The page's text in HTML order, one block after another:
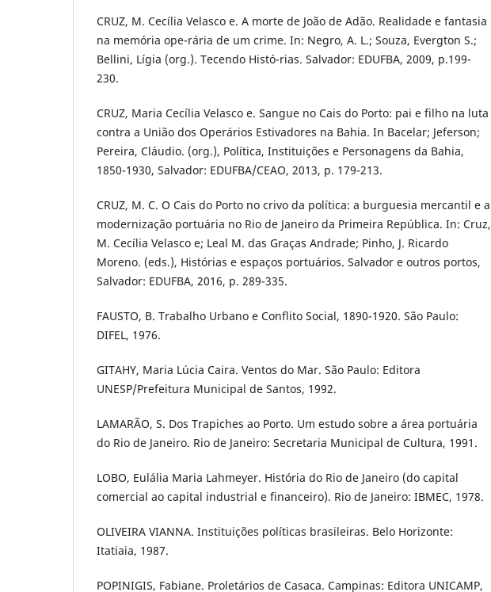
CRUZ, M. Cecília Velasco e. A morte de João de Adão. Realidade e fantasia
na memória ope-rária de um crime. In: Negro, A. L.; Souza, Evergton S.;
Bellini, Lígia (org.). Tecendo Histó-rias. Salvador: EDUFBA, 2009, p.199-
230.
CRUZ, Maria Cecília Velasco e. Sangue no Cais do Porto: pai e filho na luta
contra a União dos Operários Estivadores na Bahia. In Bacelar; Jeferson;
Pereira, Cláudio. (org.), Política, Instituições e Personagens da Bahia,
1850-1930, Salvador: EDUFBA/CEAO, 2013, p. 179-213.
CRUZ, M. C. O Cais do Porto no crivo da política: a burguesia mercantil e a
modernização portuária no Rio de Janeiro da Primeira República. In: Cruz,
M. Cecília Velasco e; Leal M. das Graças Andrade; Pinho, J. Ricardo
Moreno. (eds.), Histórias e espaços portuários. Salvador e outros portos,
Salvador: EDUFBA, 2016, p. 289-335.
FAUSTO, B. Trabalho Urbano e Conflito Social, 1890-1920. São Paulo:
DIFEL, 1976.
GITAHY, Maria Lúcia Caira. Ventos do Mar. São Paulo: Editora
UNESP/Prefeitura Municipal de Santos, 1992.
LAMARÃO, S. Dos Trapiches ao Porto. Um estudo sobre a área portuária
do Rio de Janeiro. Rio de Janeiro: Secretaria Municipal de Cultura, 1991.
LOBO, Eulália Maria Lahmeyer. História do Rio de Janeiro (do capital
comercial ao capital industrial e financeiro). Rio de Janeiro: IBMEC, 1978.
OLIVEIRA VIANNA. Instituições políticas brasileiras. Belo Horizonte:
Itatiaia, 1987.
POPINIGIS, Fabiane. Proletários de Casaca. Campinas: Editora UNICAMP,